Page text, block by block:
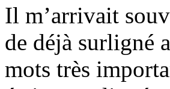
Il m’arrivait
de déjà surligné
mots très